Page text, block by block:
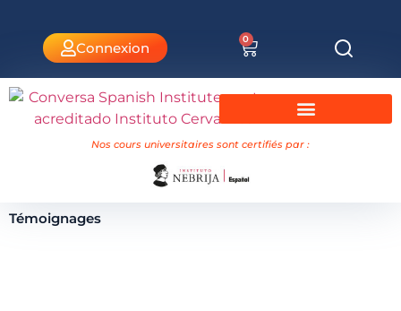
Connexion
0
Nos cours universitaires sont certifiés par :
Témoignages